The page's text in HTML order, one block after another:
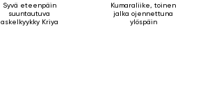
Syvä eteenpäin
suuntautuva
askelkyykky Kriya
Kumaraliike, toinen
jalka ojennettuna
ylöspäin